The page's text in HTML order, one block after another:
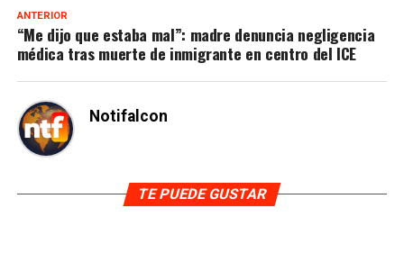
ANTERIOR
“Me dijo que estaba mal”: madre denuncia negligencia
médica tras muerte de inmigrante en centro del ICE
Notifalcon
TE PUEDE GUSTAR